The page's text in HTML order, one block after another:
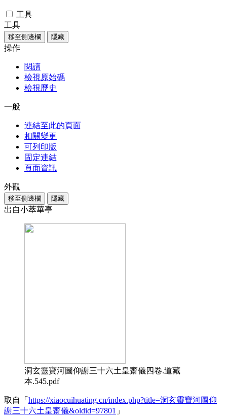
工具
工具
移至側邊欄 隱藏
操作
閱讀
檢視原始碼
檢視歷史
一般
連結至此的頁面
相關變更
可列印版
固定連結
頁面資訊
外觀
移至側邊欄 隱藏
出自小萃華亭
洞玄靈寶河圖仰謝三十六土皇齋儀四卷.道藏
本.545.pdf
取自「 https://xiaocuihuating.cn/index.php?title=洞玄靈寶河圖仰
謝三十六土皇齋儀&oldid=97801 」